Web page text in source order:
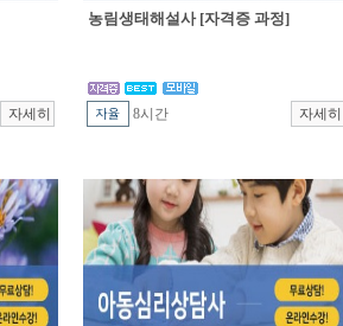
농림생태해설사 [자격증 과정]
8시간